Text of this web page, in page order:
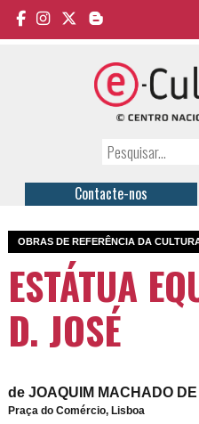
Contacte-nos
OBRAS DE REFERÊNCIA DA
ESTÁTUA
D. JOSÉ
de JOAQUIM MACHADO
Praça do Comércio, Lisboa